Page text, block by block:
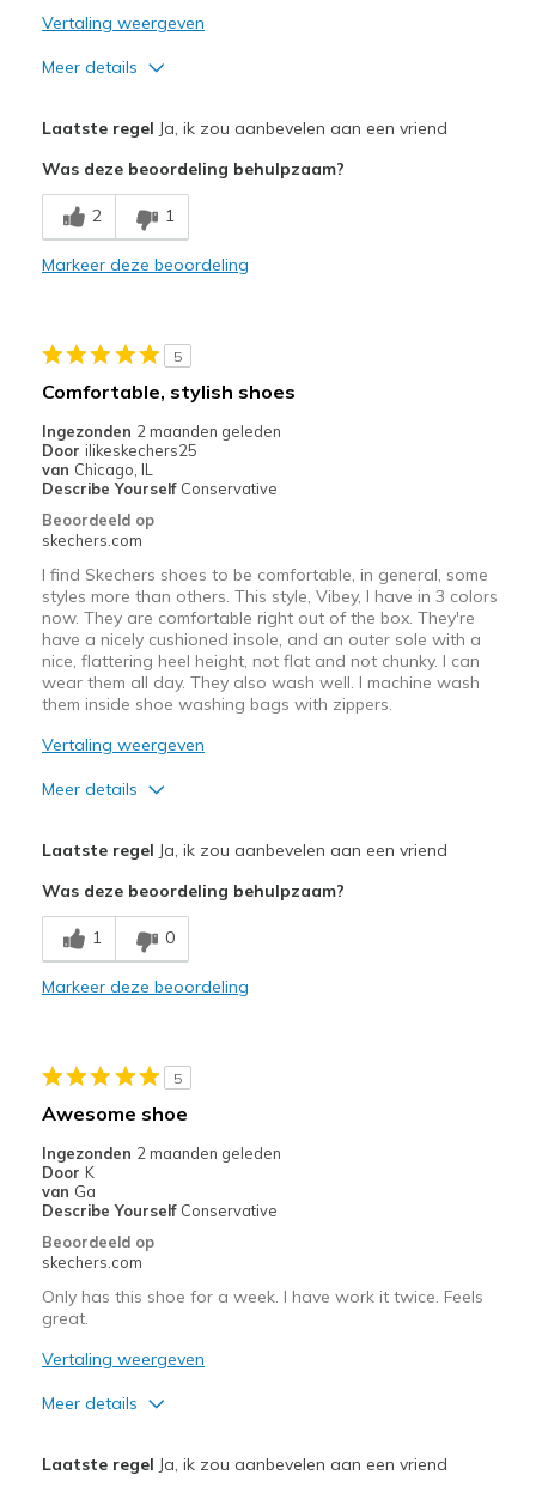
Vertaling weergeven
Meer details
Minpunten
I we like more selections in wide width
Special Occasions
Sizing
Feels true to size
View On Shoes
I'm Really Into Shoes
Laatste regel Ja, ik zou aanbevelen aan een vriend
Was deze beoordeling behulpzaam?
2 1
Markeer deze beoordeling
5
Comfortable, stylish shoes
Ingezonden 2 maanden geleden
Door ilikeskechers25
van Chicago, IL
Describe Yourself Conservative
Beoordeeld op
skechers.com
I find Skechers shoes to be comfortable, in general, some
styles more than others. This style, Vibey, I have in 3 colors
now. They are comfortable right out of the box. They're
have a nicely cushioned insole, and an outer sole with a
nice, flattering heel height, not flat and not chunky. I can
wear them all day. They also wash well. I machine wash
them inside shoe washing bags with zippers.
Vertaling weergeven
Meer details
Breathe Well
Comfortable
Travel
Width
Sizing
View On Shoes
Shoes are for Wearing
Laatste regel Ja, ik zou aanbevelen aan een vriend
Was deze beoordeling behulpzaam?
1 0
Markeer deze beoordeling
5
Awesome shoe
Ingezonden 2 maanden geleden
Door K
van Ga
Describe Yourself Conservative
Beoordeeld op
skechers.com
Only has this shoe for a week. I have work it twice. Feels
great.
Vertaling weergeven
Meer details
Laatste regel Ja, ik zou aanbevelen aan een vriend